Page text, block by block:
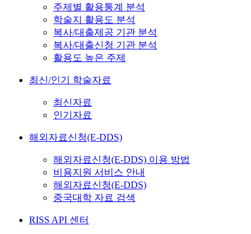
주제별 활용통계 분석
학술지 활용도 분석
복사/대출제공 기관 분석
복사/대출신청 기관 분석
활용도 높은 주제
최신/인기 학술자료
최신자료
인기자료
해외자료신청(E-DDS)
해외자료신청(E-DDS) 이용 방법
비용지원 서비스 안내
해외자료신청(E-DDS)
중국대학 자료 검색
RISS API 센터